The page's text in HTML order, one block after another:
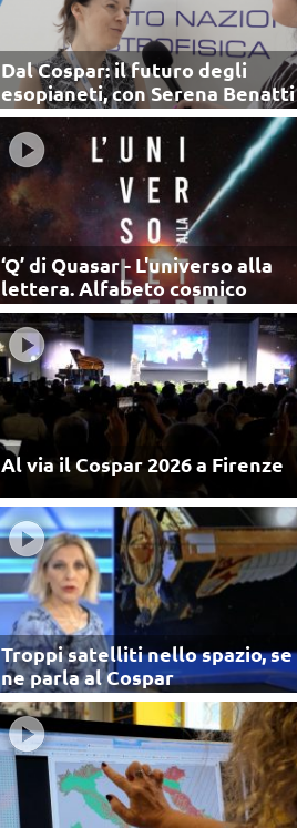
Dal Cospar: il futuro degli
esopianeti, con Serena Benatti
‘Q’ di Quasar - L'universo alla
lettera. Alfabeto cosmico
Al via il Cospar 2026 a Firenze
Troppi satelliti nello spazio, se
ne parla al Cospar